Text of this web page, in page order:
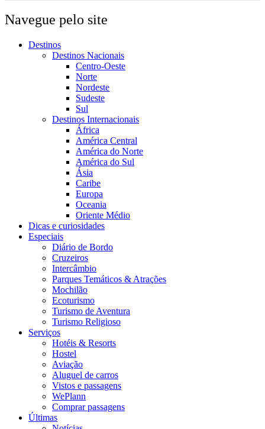
Navegue pelo site
Destinos
Destinos Nacionais
Centro-Oeste
Norte
Nordeste
Sudeste
Sul
Destinos Internacionais
África
América Central
América do Norte
América do Sul
Ásia
Caribe
Europa
Oceania
Oriente Médio
Dicas e curiosidades
Especiais
Diário de Bordo
Cruzeiros
Intercâmbio
Parques Temáticos & Atrações
Mochilão
Ecoturismo
Turismo de Aventura
Turismo Religioso
Serviços
Hotéis & Resorts
Hostel
Aviação
Aluguel de carros
Vistos e passagens
WePlann
Comprar passagens
Últimas